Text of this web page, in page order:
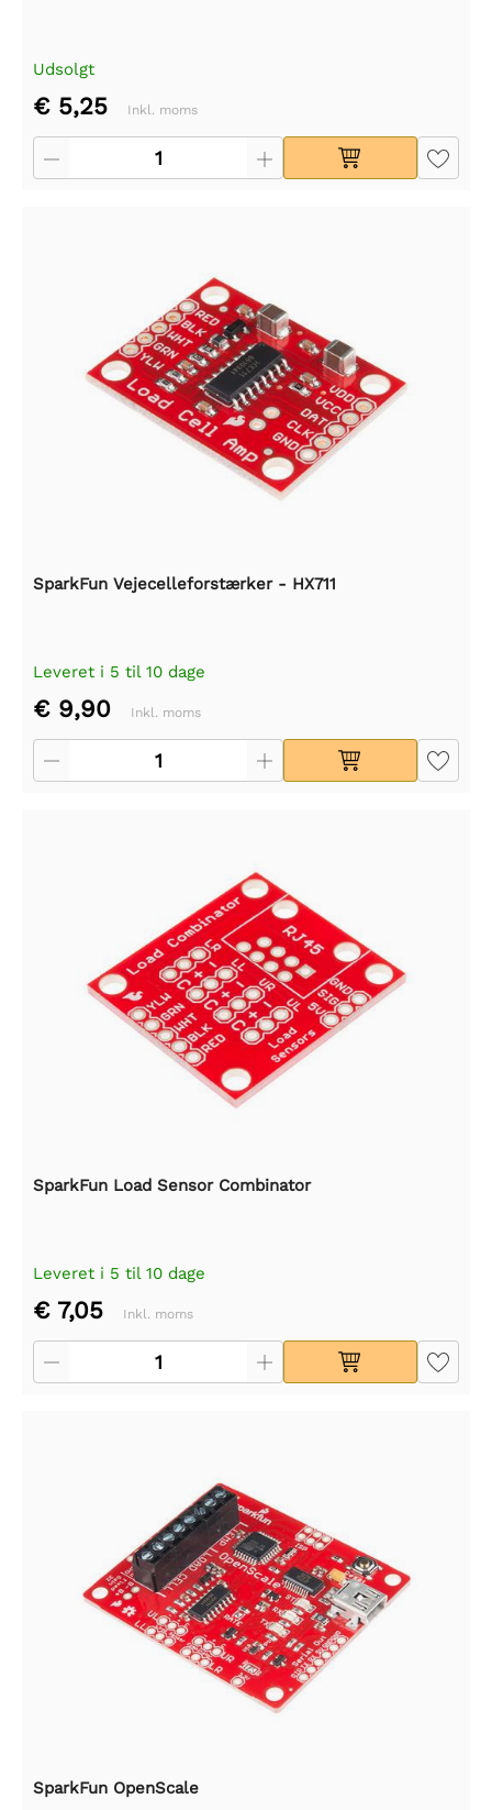
Udsolgt
€ 5,25 Inkl. moms
SparkFun Vejecelleforstærker - HX711
Leveret i 5 til 10 dage
€ 9,90 Inkl. moms
SparkFun Load Sensor Combinator
Leveret i 5 til 10 dage
€ 7,05 Inkl. moms
SparkFun OpenScale